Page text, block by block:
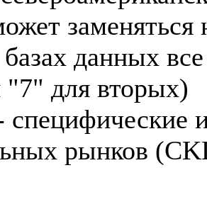
данных
для вторых)
рынков